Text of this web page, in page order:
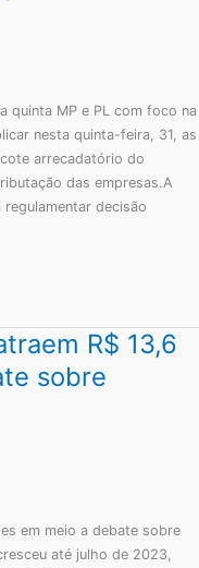
quinta MP e PL com foco na
nesta quinta-feira, 31, as
arrecadatório do
das empresas.A
decisão
R$ 13,6
sobre
em meio a debate sobre
até julho de 2023,